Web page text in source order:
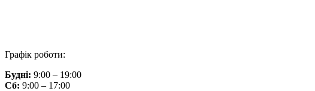
Графік роботи:
Будні: 9:00 – 19:00
Сб: 9:00 – 17:00